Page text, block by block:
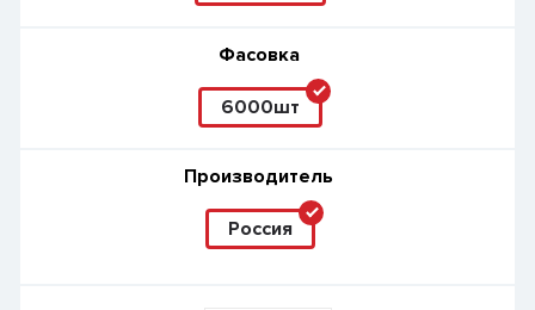
Фасовка
6000шт
Производитель
Россия